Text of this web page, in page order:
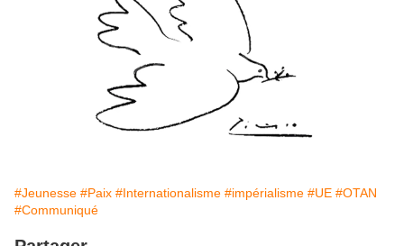
#Jeunesse #Paix #Internationalisme #impérialisme #UE #OTAN
#Communiqué